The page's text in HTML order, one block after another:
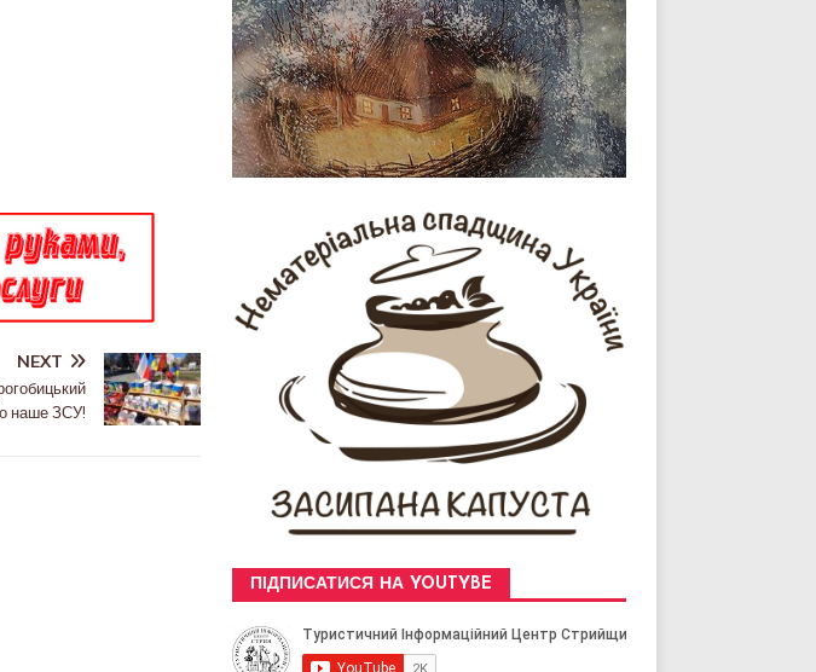
NEXT
наше ЗСУ!
ПІДПИСАТИСЯ НА YOUTYBE